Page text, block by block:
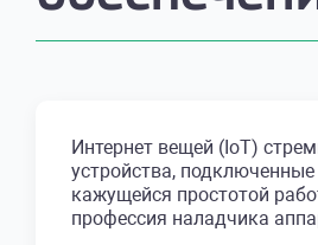
Интернет вещей (IoT)
устройства,
кажущейся простотой
профессия наладчика